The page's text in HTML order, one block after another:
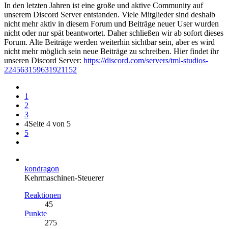
In den letzten Jahren ist eine große und aktive Community auf
unserem Discord Server entstanden. Viele Mitglieder sind deshalb
nicht mehr aktiv in diesem Forum und Beiträge neuer User wurden
nicht oder nur spät beantwortet. Daher schließen wir ab sofort dieses
Forum. Alte Beiträge werden weiterhin sichtbar sein, aber es wird
nicht mehr möglich sein neue Beiträge zu schreiben. Hier findet ihr
unseren Discord Server: https://discord.com/servers/tml-studios-
224563159631921152
1
2
3
4Seite 4 von 5
5
kondragon
Kehrmaschinen-Steuerer
Reaktionen
45
Punkte
275